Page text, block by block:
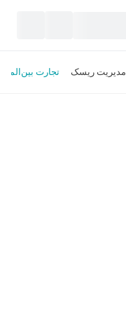
مدیریت ریسک تجارت بین‌الملل